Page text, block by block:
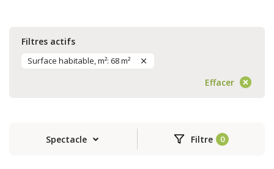
Filtres actifs
Surface habitable, m²: 68 m²
Effacer
Spectacle Filtre